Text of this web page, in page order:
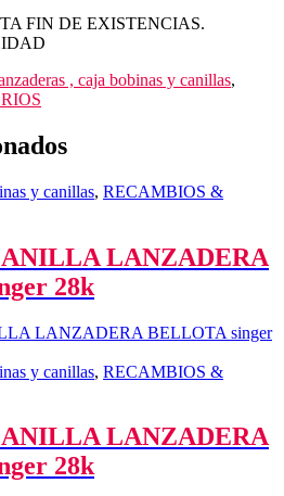
FIN DE EXISTENCIAS.
, caja bobinas y canillas,
y canillas, RECAMBIOS &
LANZADERA
28k
y canillas, RECAMBIOS &
LANZADERA
28k